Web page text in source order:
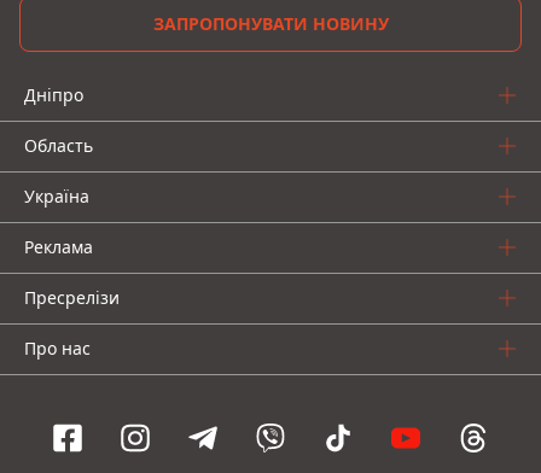
ЗАПРОПОНУВАТИ НОВИНУ
Дніпро
Область
Україна
Реклама
Пресрелізи
Про нас